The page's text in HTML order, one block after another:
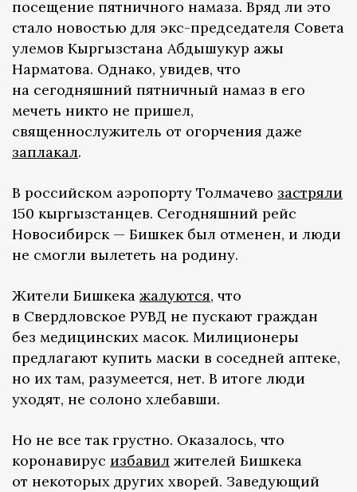
посещение пятничного намаза. Вряд ли это
стало новостью для экс-председателя Совета
улемов Кыргызстана Абдышукур ажы
Нарматова. Однако, увидев, что
на сегодняшний пятничный намаз в его
мечеть никто не пришел,
священнослужитель от огорчения даже
заплакал.
В российском аэропорту Толмачево застряли
150 кыргызстанцев. Сегодняшний рейс
Новосибирск — Бишкек был отменен, и люди
не смогли вылететь на родину.
Жители Бишкека жалуются, что
в Свердловское РУВД не пускают граждан
без медицинских масок. Милиционеры
предлагают купить маски в соседней аптеке,
но их там, разумеется, нет. В итоге люди
уходят, не солоно хлебавши.
Но не все так грустно. Оказалось, что
коронавирус избавил жителей Бишкека
от некоторых других хворей. Заведующий